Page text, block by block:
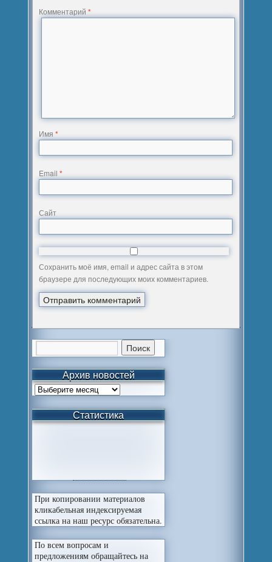
Комментарий*
Имя*
Email*
Сайт
Сохранить моё имя, email и адрес сайта в этом
браузере для последующих моих комментариев.
Архив новостей
Статистика
При копировании материалов
кликабельная индексируемая
ссылка на наш ресурс обязательна.
По всем вопросам и
предложениям обращайтесь на